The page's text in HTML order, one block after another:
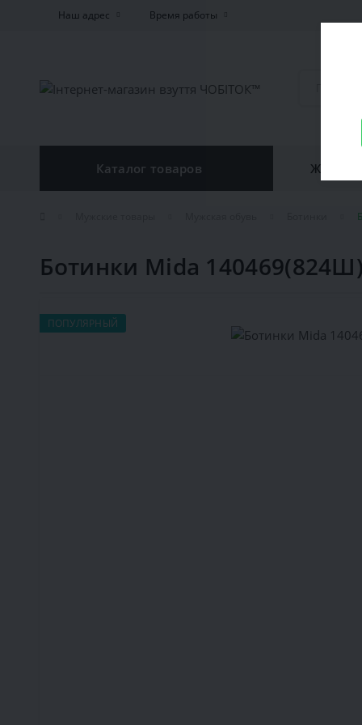
Наш адрес Время работы
Каталог товаров
Ботинки Mida
ПОПУЛЯРНЫЙ